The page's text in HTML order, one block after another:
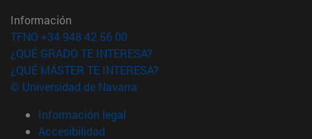
Información
TFNO +34 948 42 56 00
¿QUÉ GRADO TE INTERESA?
¿QUÉ MÁSTER TE INTERESA?
© Universidad de Navarra
Información legal
Accesibilidad